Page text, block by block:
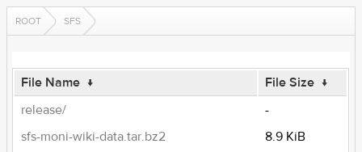
ROOT SFS
File Name ↓ File Size ↓
release/
-
sfs-moni-wiki-data.tar.bz2
8.9 KiB